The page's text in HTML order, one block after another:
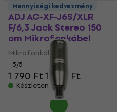
ADJ AC-XF-J6S/XLR
F/6,3 Jack Stereo 150
cm Mikrofonkábel
Mikrofonkábel
5/5
1 790 Ft1 920 Ft
Készleten
Mennyiségi kedvezmény